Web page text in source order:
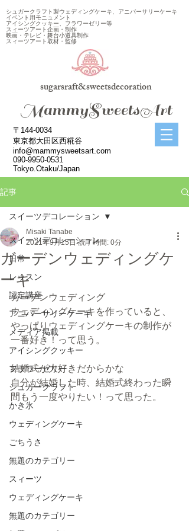
シュガークラフト製ウェディングケーキ、アニバーサリーケーキ
イベント用モニュメント
アイシングクッキー、フラワーゼリー等
スィーツアート企画・制作
映画・テレビ・舞台小道具制作
スィーツアート取材・監修
sugarsraft&sweetsdecoration
​MammySweetsArt
〒144-0034
東京都大田区西糀谷
info@mammysweetsart.com
090-9950-0531
Tokyo.Otaku/Japan
記事
スイーツデコレーション
日常
レッスン
認定講座
アニバーサリーケーキ
メディア掲載
アイシングクッキー
フラワーゼリー
シュガークラフト
かき氷
ウェディングケーキ
ごちうさ
無題のカテゴリー
スィーツ
ウェディングケーキ
無題のカテゴリー
スイーツデコレーション
ガーデンウェディングケ
ーキ
Misaki Tanabe
2021年9月15日 読了時間: 0分
ガーデンウェディング
ウェディングケーキを作っていると、
やっぱりウェディングケーキの制作が
一番好き！って思う。
結婚式が大好きだからかな
自分が結婚した時、結婚式終わった瞬
間もう一度やりたい！って思った。